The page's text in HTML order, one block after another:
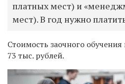
платных мест) и
мест). В год нужно
Стоимость заочного
73 тыс. рублей.